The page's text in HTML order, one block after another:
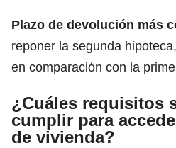
Plazo de devolución más
reponer la segunda
en comparación con la
¿Cuáles requisitos
cumplir para
de vivienda?